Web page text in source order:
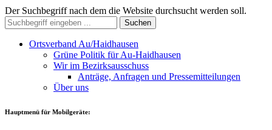
Der Suchbegriff nach dem die Website durchsucht werden soll.
Suchen
Ortsverband Au/Haidhausen
Grüne Politik für Au-Haidhausen
Wir im Bezirksausschuss
Anträge, Anfragen und Pressemitteilungen
Über uns
Hauptmenü für Mobilgeräte: